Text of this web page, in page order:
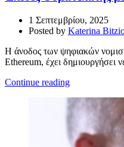
1 Σεπτεμβρίου, 2025
Posted by Katerina
Η άνοδος των ψηφιακών
Ethereum, έχει δημιουργήσει
Continue reading